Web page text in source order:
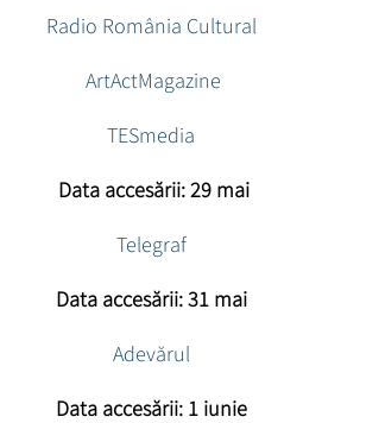
Radio România Cultural
ArtActMagazine
TESmedia
Data accesării: 29 mai
Telegraf
Data accesării: 31 mai
Adevărul
Data accesării: 1 iunie